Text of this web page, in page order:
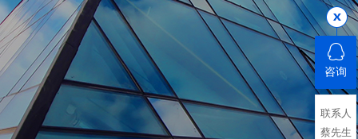
咨询
联系人
蔡先生